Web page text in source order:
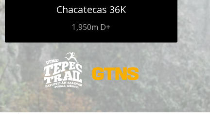
Chacatecas 36K
1,950m D+